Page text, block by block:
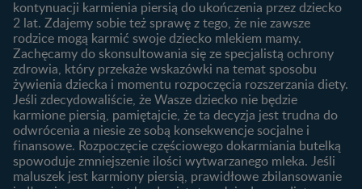
Rozwój dziecka
Kalendarz rozwoju dziecka
Skoki rozwojowe
Ząbkowanie u niemowląt
Żywienie dziecka
10 sposobów jak poprawić
laktację
Jakie mleko następne
wybrać dla dziecka?
Jak rozszerzać dietę
niemowlaka?
Przydatne materiały dla
rodziców
kontynuacji karmienia piersią do ukończenia przez dziecko
2 lat. Zdajemy sobie też sprawę z tego, że nie zawsze
rodzice mogą karmić swoje dziecko mlekiem mamy.
Zachęcamy do skonsultowania się ze specjalistą ochrony
zdrowia, który przekaże wskazówki na temat sposobu
żywienia dziecka i momentu rozpoczęcia rozszerzania diety.
Jeśli zdecydowaliście, że Wasze dziecko nie będzie
karmione piersią, pamiętajcie, że ta decyzja jest trudna do
odwrócenia a niesie ze sobą konsekwencje socjalne i
finansowe. Rozpoczęcie częściowego dokarmiania butelką
spowoduje zmniejszenie ilości wytwarzanego mleka. Jeśli
maluszek jest karmiony piersią, prawidłowe zbilansowanie